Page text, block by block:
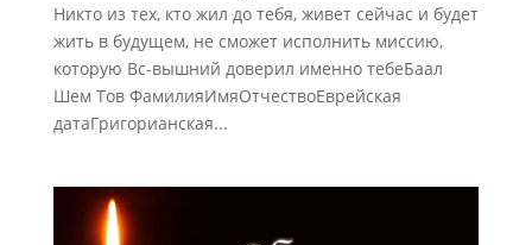
Никто из тех, кто жил до тебя, живет сейчас и будет
жить в будущем, не сможет исполнить миссию,
которую Вс-вышний доверил именно тебеБаал
Шем Тов ФамилияИмяОтчествоЕврейская
датаГригорианская...